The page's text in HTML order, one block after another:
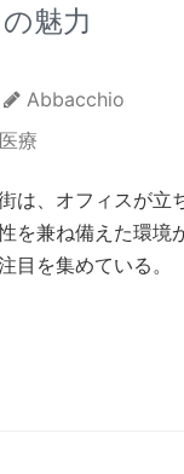
魅力
Abbacchio
医療
は、オフィスが立
を兼ね備えた環境
目を集めている。